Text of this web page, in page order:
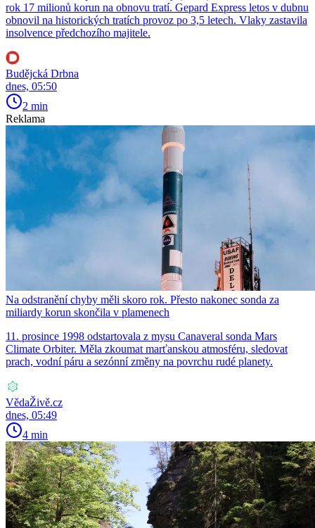
rok 17 milionů korun na obnovu tratí. Gepard Express letos v dubnu
obnovil na historických tratích provoz po 3,5 letech. Vlaky zastavila
insolvence předchozího majitele.
Budějcká Drbna
dnes, 05:50
2 min
Reklama
Na odstranění chyby měli skoro rok. Přesto nakonec sonda za
miliardy korun skončila v plamenech
11. prosince 1998 odstartovala z mysu Canaveral sonda Mars
Climate Orbiter. Měla zkoumat marťanskou atmosféru, sledovat
prach, vodní páru a sezónní změny na povrchu rudé planety.
VědaŽivě.cz
dnes, 05:49
4 min